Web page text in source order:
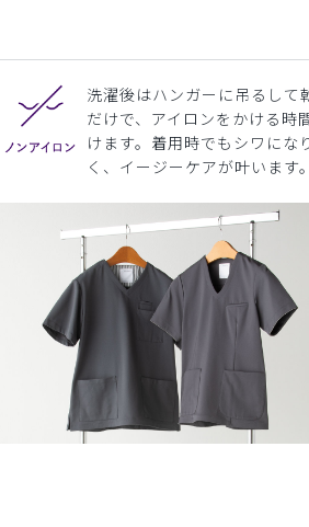
洗濯後はハンガーに吊るして
だけで、アイロンをかける時
けます。着用時でもシワにな
く、イージーケアが叶います。